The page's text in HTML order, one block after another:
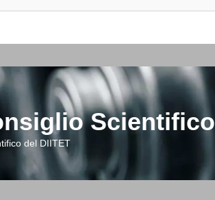
Scientifico
del DIITET